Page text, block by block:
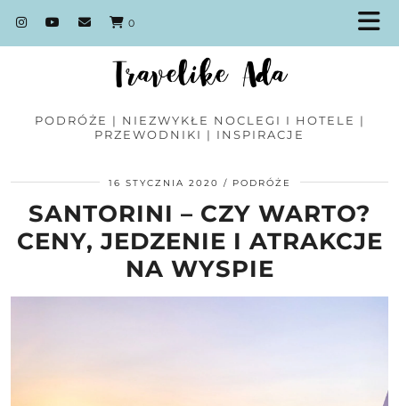
0
PODRÓŻE | NIEZWYKŁE NOCLEGI I HOTELE |
PRZEWODNIKI | INSPIRACJE
16 STYCZNIA 2020 PODRÓŻE
SANTORINI – CZY WARTO?
CENY, JEDZENIE I ATRAKCJE
NA WYSPIE